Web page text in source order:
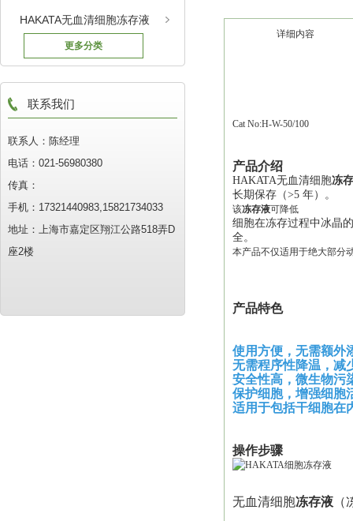
HAKATA无血清细胞冻存液
更多分类
联系我们
联系人：陈经理
电话：021-56980380
传真：
手机：17321440983,15821734033
地址：上海市嘉定区翔江公路518弄D
座2楼
详细内容
Cat No:H-W-50/100
产品介绍
HAKATA无血清细胞冻
长期保存（>5 年）。
该冻存液可降低
细胞在冻存过程中冰晶
全。
本产品不仅适用于绝大部分
产品特色
使用方便，无需额外
无需程序性降温 ， 减
安全性高， 微生物污
保护细胞，增强细胞
适用于包括干细胞在
操作步骤
无血清细胞冻存液